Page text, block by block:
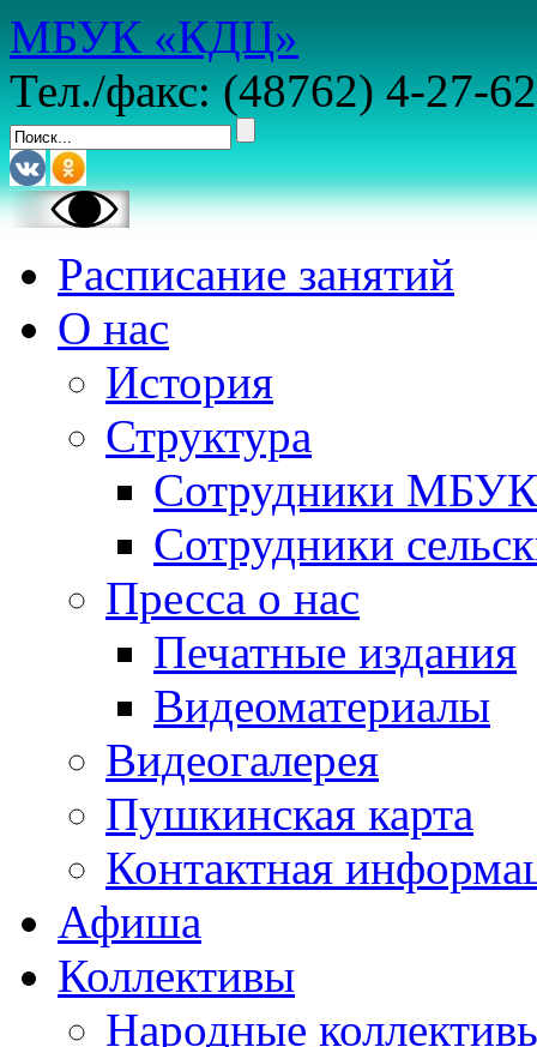
МБУК «КДЦ»
Тел./факс: (48762) 4-27-62
Расписание занятий
О нас
История
Структура
Сотрудники
Сотрудники
Пресса о нас
Печатные издания
Видеоматериалы
Видеогалерея
Пушкинская карта
Контактная
Афиша
Коллективы
Народные